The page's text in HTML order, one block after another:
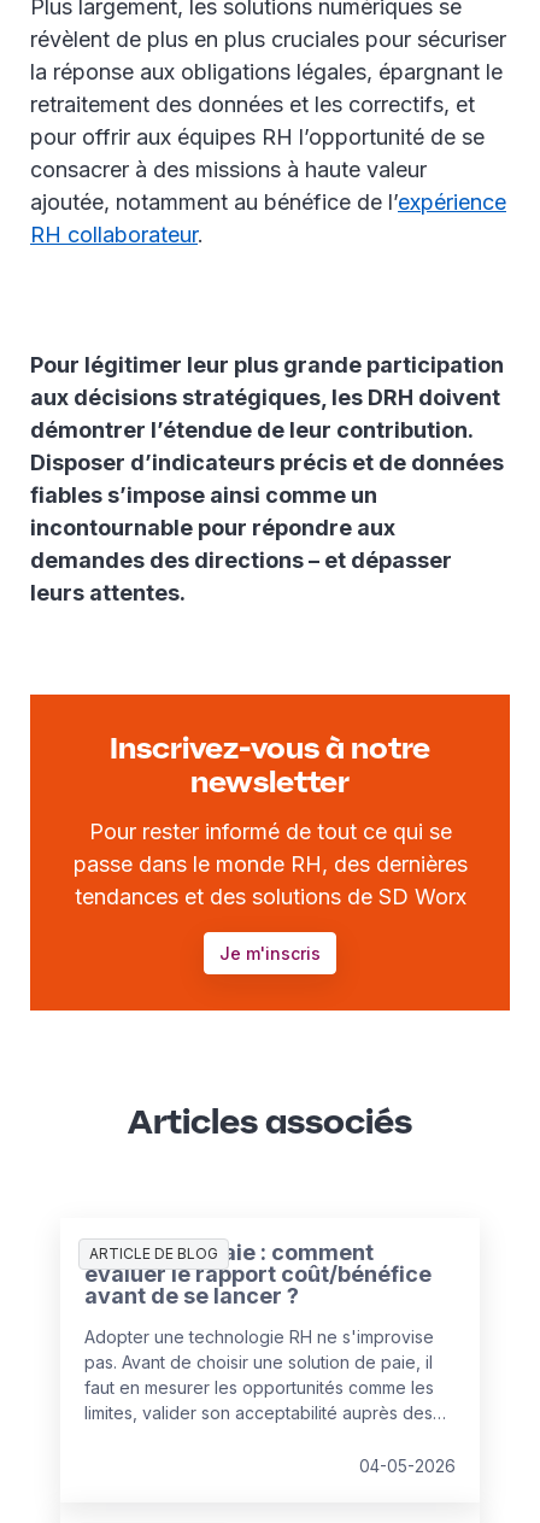
Plus largement, les solutions numériques se
révèlent de plus en plus cruciales pour sécuriser
la réponse aux obligations légales, épargnant le
retraitement des données et les correctifs, et
pour offrir aux équipes RH l’opportunité de se
consacrer à des missions à haute valeur
ajoutée, notamment au bénéfice de l’expérience
RH collaborateur.
Pour légitimer leur plus grande participation
aux décisions stratégiques, les DRH doivent
démontrer l’étendue de leur contribution.
Disposer d’indicateurs précis et de données
fiables s’impose ainsi comme un
incontournable pour répondre aux
demandes des directions – et dépasser
leurs attentes.
Inscrivez-vous à notre
newsletter
Pour rester informé de tout ce qui se
passe dans le monde RH, des dernières
tendances et des solutions de SD Worx
Je m'inscris
Articles associés
ARTICLE DE BLOG
Solution de paie : comment
évaluer le rapport coût/bénéfice
avant de se lancer ?
Adopter une technologie RH ne s'improvise
pas. Avant de choisir une solution de paie, il
faut en mesurer les opportunités comme les
limites, valider son acceptabilité auprès des
confiance. L'enjeu : aligner la solution sur les
04-05-2026